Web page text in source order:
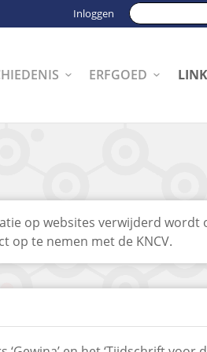
Zoeken:
Inloggen
ERFGOED
op websites verwijderd wordt
op te nemen met de KNCV.